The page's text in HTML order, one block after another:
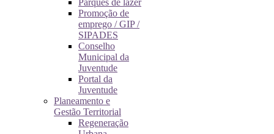
Parques de lazer
Promoção de
emprego / GIP /
SIPADES
Conselho
Municipal da
Juventude
Portal da
Juventude
Planeamento e
Gestão Territorial
Regeneração